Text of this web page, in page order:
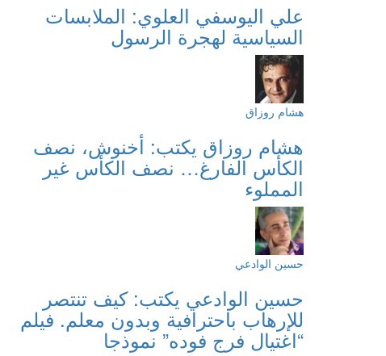
علي اليوسفي العلوي: الملابسات
السياسية لهجرة الرسول
هشام روزاق
هشام روزاق يكتب: أخنوش، نصف
الكأس الفارغ… نصف الكأس غير
المملوء
حسين الوادعي
حسين الوادعي يكتب: كيف تنتصر
للإرهاب باحترافية وبدون معلم. فيلم
“اغتيال فرج فوده” نموذجا